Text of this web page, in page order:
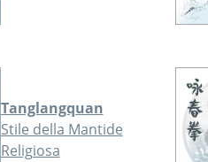
Tanglangquan
Stile della Mantide
Religiosa